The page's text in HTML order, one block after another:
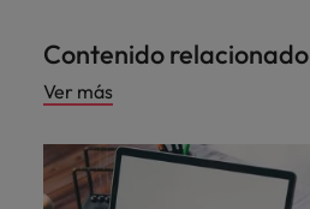
Contenido relacionado
Ver más